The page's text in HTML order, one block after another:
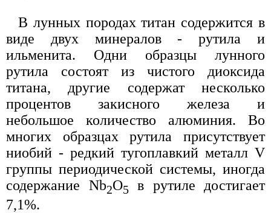
В лунных породах титан содержится в
виде двух минералов - рутила и
ильменита. Одни образцы лунного
рутила состоят из чистого диоксида
титана, другие содержат несколько
процентов закисного железа и
небольшое количество алюминия. Во
многих образцах рутила присутствует
ниобий - редкий тугоплавкий металл V
группы периодической системы, иногда
содержание Nb2O5 в рутиле достигает
7,1%.